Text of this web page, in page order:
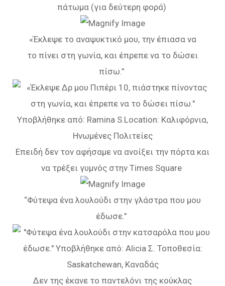
πάτωμα (για δεύτερη φορά)
«Έκλεψε το αναψυκτικό μου, την έπιασα να
το πίνει στη γωνία, και έπρεπε να το δώσει
πίσω.”
Επειδή δεν τον αφήσαμε να ανοίξει την πόρτα και
να τρέξει γυμνός στην Times Square
“Φύτεψα ένα λουλούδι στην γλάστρα που μου
έδωσε.”
Δεν της έκανε το παντελόνι της κούκλας